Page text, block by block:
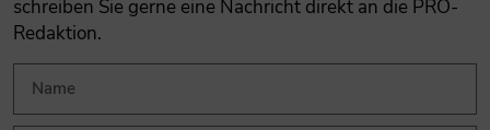
schreiben Sie gerne eine Nachricht direkt an die PRO-
Redaktion.